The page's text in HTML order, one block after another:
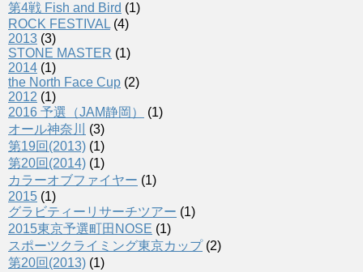
第4戦 Fish and Bird (1)
ROCK FESTIVAL (4)
2013 (3)
STONE MASTER (1)
2014 (1)
the North Face Cup (2)
2012 (1)
2016 予選（JAM静岡）
(1)
オール神奈川
(3)
第19回(2013) (1)
第20回(2014) (1)
カラーオブファイヤー (1)
2015 (1)
グラビティーリサーチツアー (1)
2015東京予選町田NOSE (1)
スポーツクライミング東京カップ(2)
第20回(2013) (1)